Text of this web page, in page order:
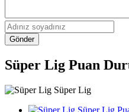
Gönder
Süper Lig Puan
Süper Lig
Süper Lig